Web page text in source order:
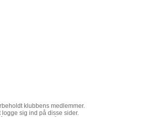
klubbens medlemmer.
sig ind på disse sider.